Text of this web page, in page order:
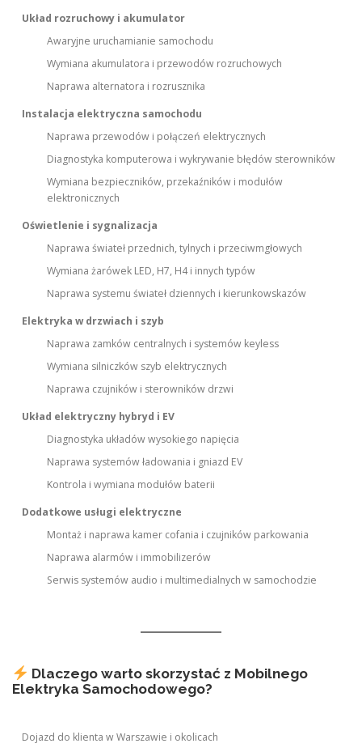
Układ rozruchowy i akumulator
Awaryjne uruchamianie samochodu
Wymiana akumulatora i przewodów rozruchowych
Naprawa alternatora i rozrusznika
Instalacja elektryczna samochodu
Naprawa przewodów i połączeń elektrycznych
Diagnostyka komputerowa i wykrywanie błędów sterowników
Wymiana bezpieczników, przekaźników i modułów
elektronicznych
Oświetlenie i sygnalizacja
Naprawa świateł przednich, tylnych i przeciwmgłowych
Wymiana żarówek LED, H7, H4 i innych typów
Naprawa systemu świateł dziennych i kierunkowskazów
Elektryka w drzwiach i szyb
Naprawa zamków centralnych i systemów keyless
Wymiana silniczków szyb elektrycznych
Naprawa czujników i sterowników drzwi
Układ elektryczny hybryd i EV
Diagnostyka układów wysokiego napięcia
Naprawa systemów ładowania i gniazd EV
Kontrola i wymiana modułów baterii
Dodatkowe usługi elektryczne
Montaż i naprawa kamer cofania i czujników parkowania
Naprawa alarmów i immobilizerów
Serwis systemów audio i multimedialnych w samochodzie
Dlaczego warto skorzystać z Mobilnego
Elektryka Samochodowego?
Dojazd do klienta w Warszawie i okolicach